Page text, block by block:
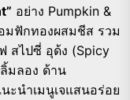
อย่าง Pumpkin &
มฟักทองผสมชีส รวม
สไปซี่ อุด้ง (Spicy
มลอง ด้าน
ะนำเมนูเจแสนอร่อย